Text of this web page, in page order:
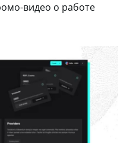
видео о работе